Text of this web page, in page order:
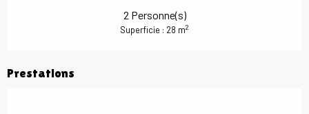
2 Personne(s)
Superficie : 28 m2
Prestations